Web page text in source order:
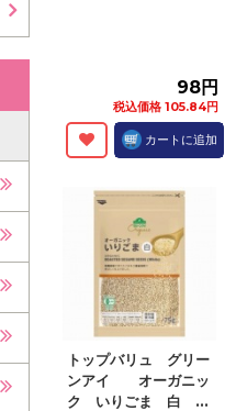
98円
税込価格 105.84円
カートに追加
トップバリュ グリー
ンアイ オーガニッ
ク いりごま 白 ...